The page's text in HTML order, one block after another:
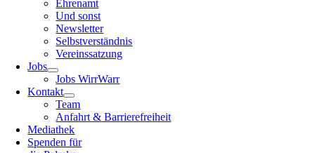
Ehrenamt
Und sonst
Newsletter
Selbstverständnis
Vereinssatzung
Jobs
Jobs WirrWarr
Kontakt
Team
Anfahrt & Barrierefreiheit
Mediathek
Spenden für